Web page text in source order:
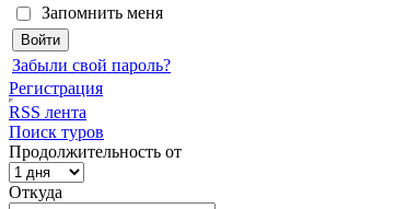
Запомнить меня
Забыли свой пароль?
Регистрация
RSS лента
Поиск туров
Продолжительность от
Откуда